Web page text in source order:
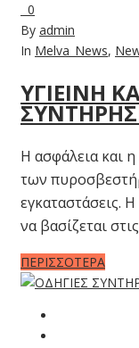
0
By admin
In Melva_News,
ΥΓΙΕΙΝΗ
Η ασφάλεια και η
των
εγκαταστάσεις.
να βασίζεται
ΠΕΡΙΣΣΟΤΕΡΑ